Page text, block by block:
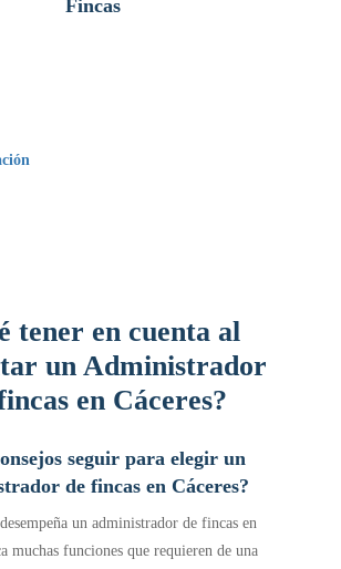
Fincas
suficiente información de sus
sus servicios es elevado.
tener en cuenta al
un Administrador
en Cáceres?
seguir para elegir un
de fincas en Cáceres?
un administrador de fincas en
muchas funciones que requieren de una